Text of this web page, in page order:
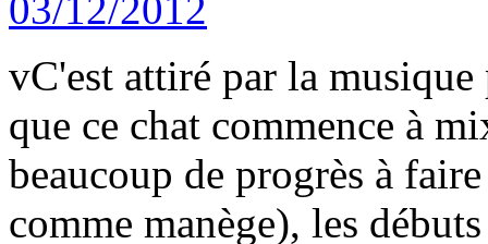
vC'est attiré par la
que ce chat commence à
beaucoup de progrès à
comme manège), les